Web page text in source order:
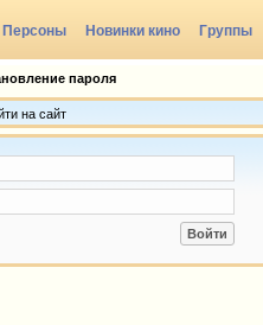
Персоны Новинки кино Группы
пароля
на сайт